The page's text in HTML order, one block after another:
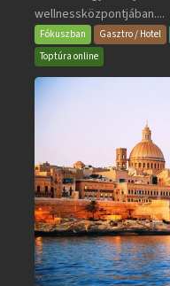
Wellness
és
Gyógyfürdő
wellnessközpontjában....
Fókuszban Gasztro / Hotel
Toptúra online